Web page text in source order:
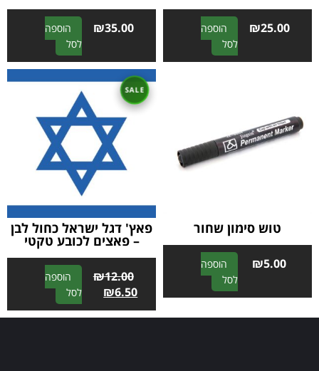
₪25.00
הוספה
לסל
A
l
a
i
₪35.00
הוספה
לסל
A
l
n
a
t
i
:
טוש סימון שחור
₪5.00
הוספה
לסל
A
l
פאץ' דגל ישראל כחול לבן
– פאצים לכובע טקטי
₪12.00
₪6.50
הוספה
לסל
A
l